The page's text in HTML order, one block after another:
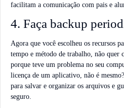
facilitam a comunicação com pais e
4. Faça backup
Agora que você escolheu os recursos
tempo e método de trabalho, não quer
porque teve um problema no seu
licença de um aplicativo, não é
para salvar e organizar os arquivos e
seguro.